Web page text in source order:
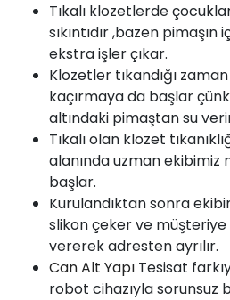
Tıkalı klozetlerde
sıkıntıdır ,bazen
ekstra işler çıkar.
Klozetler tıkandığı
kaçırmaya da başlar
altındaki pimaştan su
Tıkalı olan klozet
alanında uzman
başlar.
Kurulandıktan sonra
slikon çeker ve
vererek adresten ayrılır.
Can Alt Yapı Tesisat
robot cihazıyla sorunsuz